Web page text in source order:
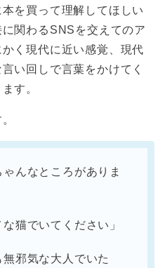
を買って理解してほしい
関わるSNSを交えてのア
く現代に近い感覚、現代
い回しで言葉をかけてく
す。
ゃんなところがありま
猫でいてください」
無邪気な大人でいた